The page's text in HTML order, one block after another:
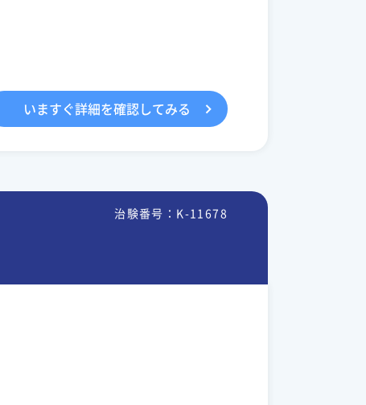
いますぐ詳細を確認してみる
治験番号：K-11678